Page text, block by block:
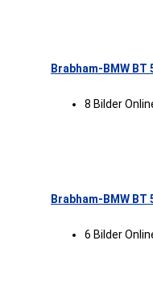
Brabham-BMW BT
8 Bilder
Brabham-BMW BT
6 Bilder